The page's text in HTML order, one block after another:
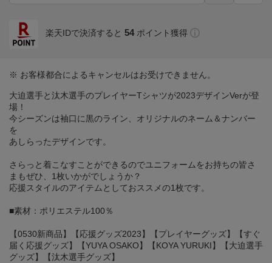
楽天IDで決済すると 54 ポイント獲得
※ お客様都合によるキャンセルはお受けできません。
大迫選手と汰木選手のプレイヤーTシャツが2023デザインVerが登
場！
今シーズンは袖口に黒のライン、オリジナルのネーム＆ナンバー
を
あしらったデザインです。
さらっと着こなすことができるのでユニフォームをお持ちの皆さ
まもぜひ、1枚いかがでしょうか？
応援スタイルのアイテムとしておススメの1枚です。
■素材：ポリエステル100％
【0530新商品】【応援グッズ2023】【プレイヤーグッズ】【すぐ
届く応援グッズ】【YUYA OSAKO】【KOYA YURUKI】【大迫選手
グッズ】【汰木選手グッズ】